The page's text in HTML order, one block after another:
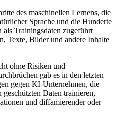
des maschinellen Lernens, die
Sprache und die Hunderte
Trainingsdaten zugeführt
Texte, Bilder und andere Inhalte
ohne Risiken und
gab es in den letzten
gegen KI-Unternehmen, die
Daten trainieren,
und diffamierender oder